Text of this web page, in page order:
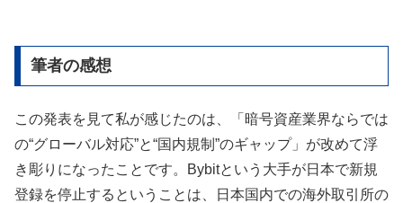
筆者の感想
この発表を見て私が感じたのは、「暗号資産業界ならでは
の“グローバル対応”と“国内規制”のギャップ」が改めて浮
き彫りになったことです。Bybitという大手が日本で新規
登録を停止するということは、日本国内での海外取引所の